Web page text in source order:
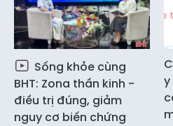
Sống khỏe cùng
BHT: Zona thần kinh -
điều trị đúng, giảm
nguy cơ biến chứng